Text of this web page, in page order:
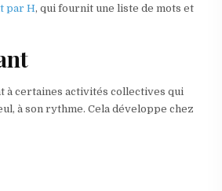
par H, qui fournit une liste de mots et
à certaines activités collectives qui
à son rythme. Cela développe chez